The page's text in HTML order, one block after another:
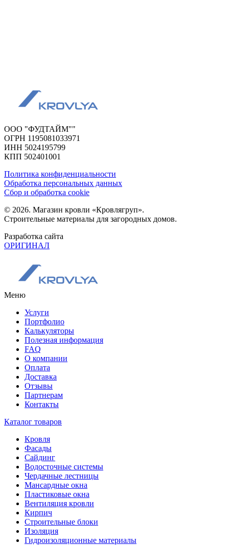
ООО "ФУДТАЙМ""
ОГРН 1195081033971
ИНН 5024195799
КПП 502401001
Политика конфиденциальности
Обработка персональных данных
Сбор и обработка cookie
© 2026. Магазин кровли «Кровлягруп».
Строительные материалы для загородных домов.
Разработка сайта
ОРИГИНАЛ
Меню
Услуги
Портфолио
Калькуляторы
Полезная информация
FAQ
О компании
Оплата
Доставка
Отзывы
Партнерам
Контакты
Каталог товаров
Кровля
Фасады
Сайдинг
Водосточные системы
Чердачные лестницы
Мансардные окна
Пластиковые окна
Вентиляция кровли
Кирпич
Строительные блоки
Изоляция
Гидроизоляционные материалы